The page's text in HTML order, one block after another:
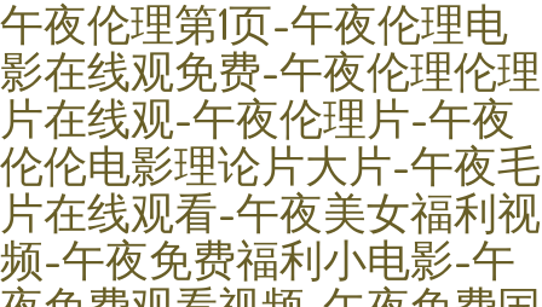
午夜伦理第1页-午夜伦理电
影在线观免费-午夜伦理伦理
片在线观-午夜伦理片-午夜
伦伦电影理论片大片-午夜毛
片在线观看-午夜美女福利视
频-午夜免费福利小电影-午